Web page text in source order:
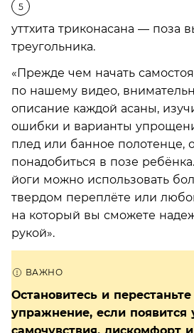
уттхита триконасана — поза
треугольника.
«Прежде чем начать
по нашему видео,
описание каждой асаны,
ошибки и варианты
плед или банное полотенце,
понадобиться в позе
йоги можно использовать
твердом переплёте или
на который вы сможете
рукой».
Остановитесь и
упражнение, если появится
самочувствия, дискомфорт